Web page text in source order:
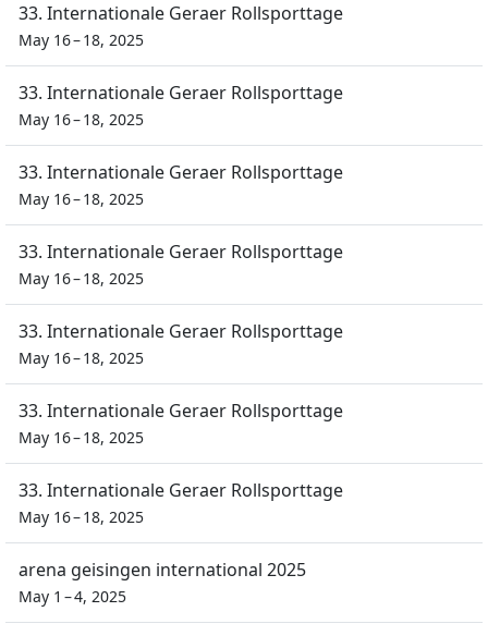
33. Internationale Geraer Rollsporttage
May 16 – 18, 2025
33. Internationale Geraer Rollsporttage
May 16 – 18, 2025
33. Internationale Geraer Rollsporttage
May 16 – 18, 2025
33. Internationale Geraer Rollsporttage
May 16 – 18, 2025
33. Internationale Geraer Rollsporttage
May 16 – 18, 2025
33. Internationale Geraer Rollsporttage
May 16 – 18, 2025
33. Internationale Geraer Rollsporttage
May 16 – 18, 2025
arena geisingen international 2025
May 1 – 4, 2025